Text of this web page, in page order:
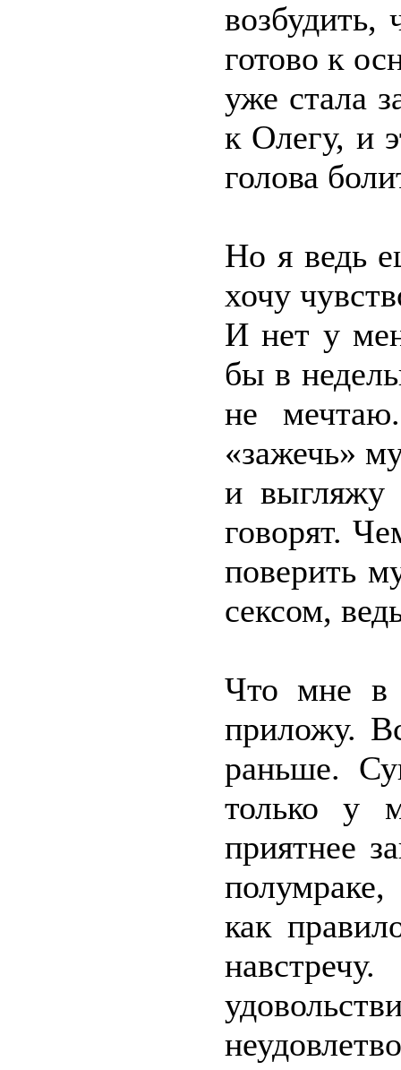
возбудить,
готово к
уже стала
к Олегу, и
голова
Но я ведь
хочу
И нет у
бы в
не
«зажечь»
и выгляжу
говорят.
поверить
сексом,
Что мне в
приложу.
раньше.
только у
приятнее
как